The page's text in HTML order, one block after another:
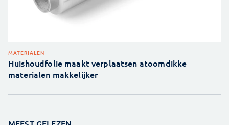
MATERIALEN
Huishoudfolie maakt verplaatsen atoomdikke
materialen makkelijker